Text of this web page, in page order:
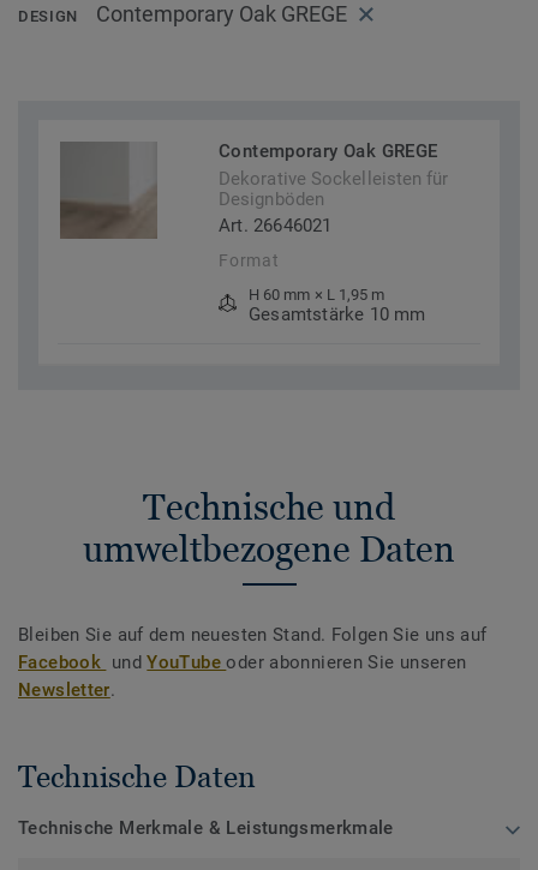
DESIGN Contemporary Oak GREGE
Contemporary Oak GREGE
Dekorative Sockelleisten für
Designböden
Art. 26646021
Format
H 60 mm × L 1,95 m
Gesamtstärke 10 mm
Technische und
umweltbezogene Daten
Bleiben Sie auf dem neuesten Stand. Folgen Sie uns auf
Facebook undYouTubeoder abonnieren Sie unseren
Newsletter.
Technische Daten
Technische Merkmale & Leistungsmerkmale